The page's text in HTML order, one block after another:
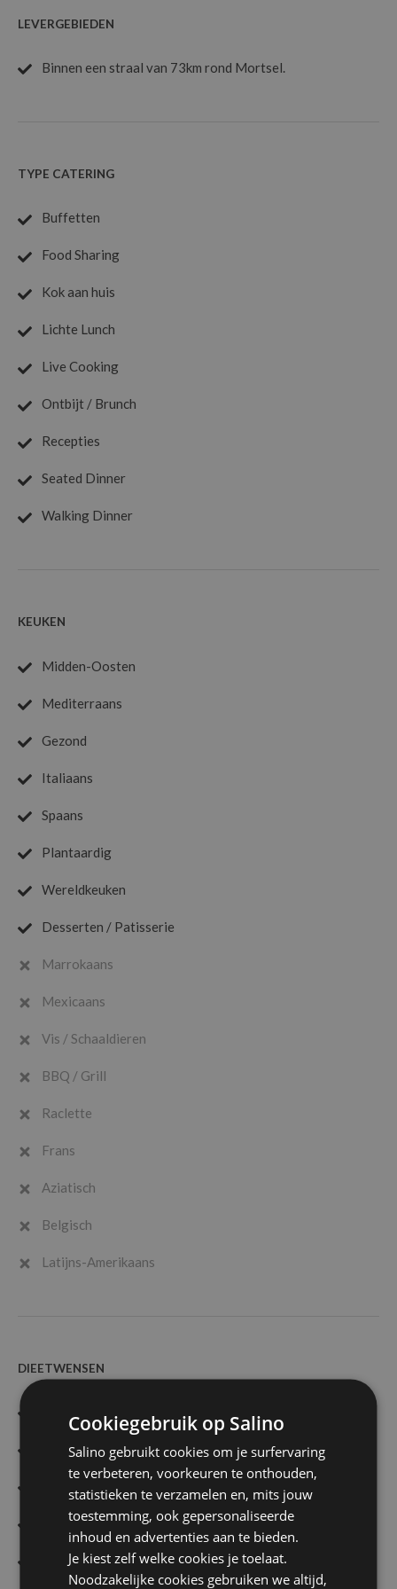
Aubergine scamorza uit de oven
Verse ravioli met porcini & truffel
LEVERGEBIEDEN
Binnen een straal van 73km rond Mortsel.
TYPE CATERING
Buffetten
Food Sharing
Kok aan huis
Lichte Lunch
Live Cooking
Ontbijt / Brunch
Recepties
Seated Dinner
Walking Dinner
KEUKEN
Midden-Oosten
Mediterraans
Gezond
Italiaans
Spaans
Plantaardig
Wereldkeuken
Desserten / Patisserie
Marrokaans
Mexicaans
Vis / Schaaldieren
BBQ / Grill
Raclette
Frans
Aziatisch
Belgisch
Latijns-Amerikaans
DIEETWENSEN
Halal
Lactosevrij
Vegan
Vegetarisch
Cookiegebruik op Salino
Salino gebruikt cookies om je surfervaring
te verbeteren, voorkeuren te onthouden,
statistieken te verzamelen en, mits jouw
toestemming, ook gepersonaliseerde
inhoud en advertenties aan te bieden.
Je kiest zelf welke cookies je toelaat.
Noodzakelijke cookies gebruiken we altijd,